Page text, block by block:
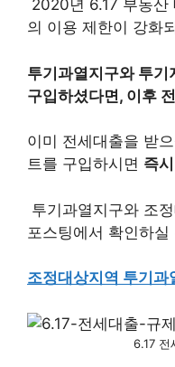
2020년 6.17 부동산
의 이용 제한이 강화
투기과열지구와 투
구입하셨다면, 이후
이미 전세대출을 받
트를 구입하시면 즉
투기과열지구와 조
포스팅에서 확인하
조정대상지역 투기과
6.17 전